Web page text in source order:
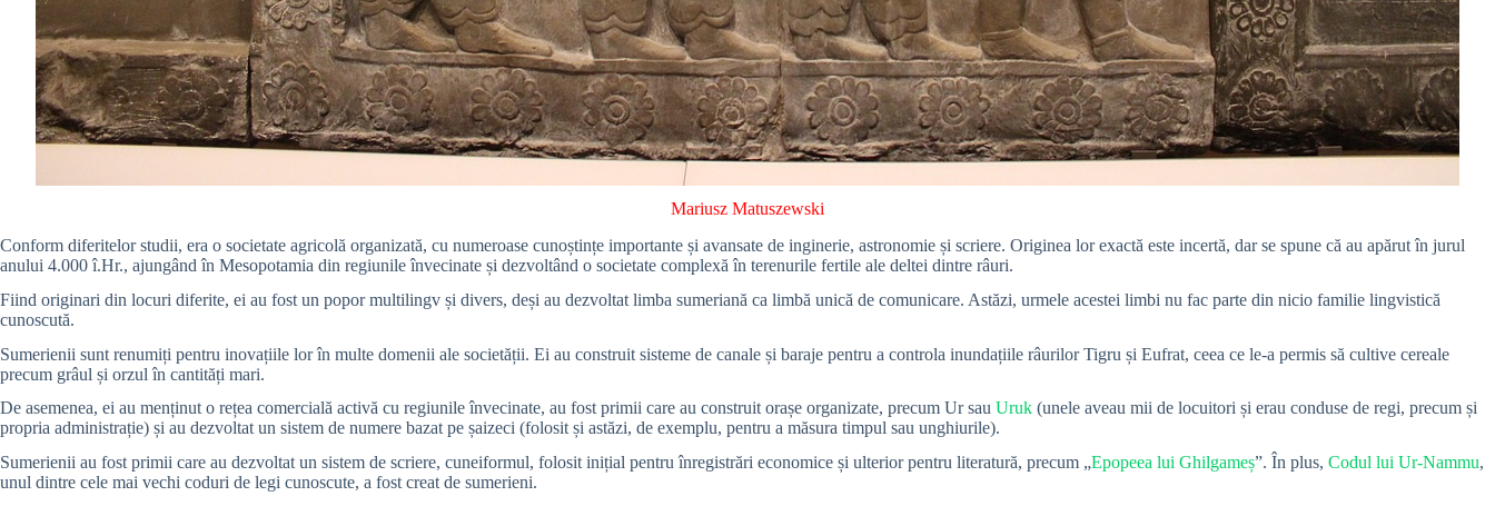
Mariusz Matuszewski
Conform diferitelor studii, era o societate agricolă organizată, cu numeroase cunoștințe importante și avansate de inginerie, astronomie și scriere. Originea lor exactă este incertă, dar se spune că au apărut în jurul
anului 4.000 î.Hr., ajungând în Mesopotamia din regiunile învecinate și dezvoltând o societate complexă în terenurile fertile ale deltei dintre râuri.
Fiind originari din locuri diferite, ei au fost un popor multilingv și divers, deși au dezvoltat limba sumeriană ca limbă unică de comunicare. Astăzi, urmele acestei limbi nu fac parte din nicio familie lingvistică
cunoscută.
Sumerienii sunt renumiți pentru inovațiile lor în multe domenii ale societății. Ei au construit sisteme de canale și baraje pentru a controla inundațiile râurilor Tigru și Eufrat, ceea ce le-a permis să cultive cereale
precum grâul și orzul în cantități mari.
De asemenea, ei au menținut o rețea comercială activă cu regiunile învecinate, au fost primii care au construit orașe organizate, precum Ur sau Uruk (unele aveau mii de locuitori și erau conduse de regi, precum și
propria administrație) și au dezvoltat un sistem de numere bazat pe șaizeci (folosit și astăzi, de exemplu, pentru a măsura timpul sau unghiurile).
Sumerienii au fost primii care au dezvoltat un sistem de scriere, cuneiformul, folosit inițial pentru înregistrări economice și ulterior pentru literatură, precum „Epopeea lui Ghilgameș”. În plus, Codul lui Ur-Nammu,
unul dintre cele mai vechi coduri de legi cunoscute, a fost creat de sumerieni.